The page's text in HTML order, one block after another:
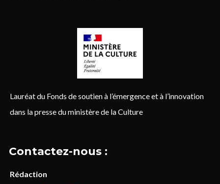
Lauréat du Fonds de soutien à l’émergence et à l’innovation
dans la presse du ministère de la Culture
Contactez-nous :
Rédaction